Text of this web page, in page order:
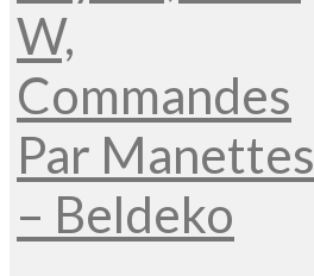
W,
Commandes
Par Manettes
– Beldeko